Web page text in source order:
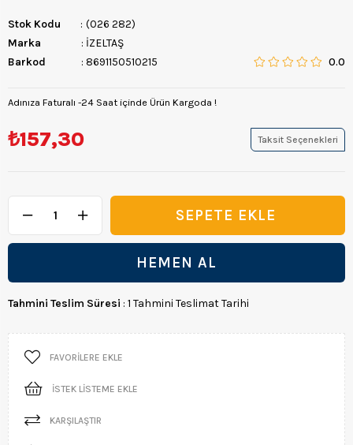
Stok Kodu
(026 282)
Marka
: İZELTAŞ
Barkod
: 8691150510215 0.0
Adınıza Faturalı -24 Saat içinde Ürün Kargoda !
₺157,30 Taksit Seçenekleri
Tahmini Teslim Süresi : 1 Tahmini Teslimat Tarihi
FAVORILERE EKLE
İSTEK LISTEME EKLE
KARŞILAŞTIR